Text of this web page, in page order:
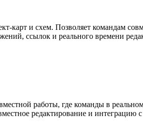
карт и схем. Позволяет командам
ссылок и реального времени
работы, где команды в
редактирование и интеграцию